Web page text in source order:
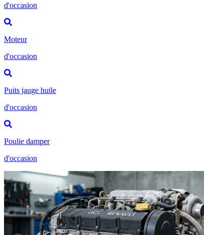
d'occasion
Moteur
d'occasion
Puits jauge huile
d'occasion
Poulie damper
d'occasion